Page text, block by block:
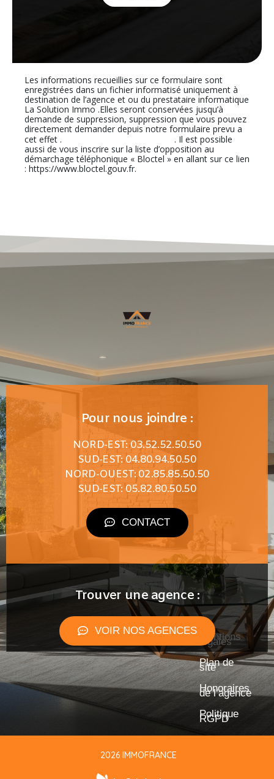
Les informations recueillies sur ce formulaire sont
enregistrées dans un fichier informatisé uniquement à
destination de l’agence et ou du prestataire informatique
La Solution Immo .Elles seront conservées jusqu’à
demande de suppression, suppression que vous pouvez
directement demander depuis notre formulaire prevu a
cet effet .
. Il est possible
aussi de vous inscrire sur la liste d’opposition au
démarchage téléphonique « Bloctel » en allant sur ce lien
: https://www.bloctel.gouv.fr.
Pour nous joindre :
NORD-EST: 03.52.52.50.50
SUD-EST: 04.80.94.50.50
NORD-OUEST: 02.85.85.50.50
SUD-EST: 05.82.80.50.50
CONTACT
Trouver une agence :
VOIR NOS AGENCES
Mentions
légales
Plan de
site
Honoraires
de l’agence
Politique
RGPD
2026 IMMOFRANCE